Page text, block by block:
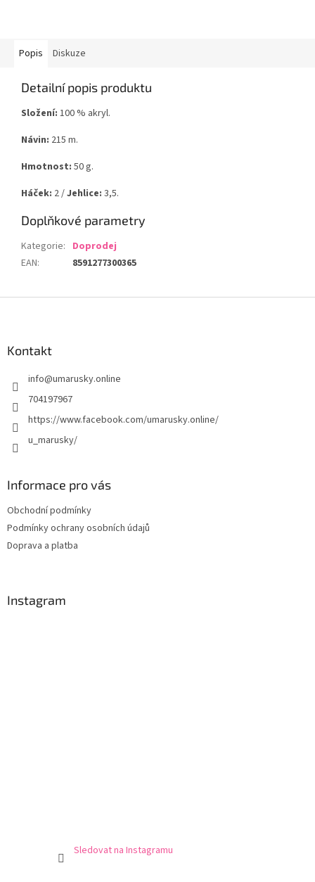
Popis Diskuze
Detailní popis produktu
Složení: 100 % akryl.
Návin: 215 m.
Hmotnost: 50 g.
Háček: 2 /Jehlice: 3,5.
Doplňkové parametry
Kategorie: Doprodej
EAN: 8591277300365
Kontakt
info@umarusky.online
704197967
https://www.facebook.com/umarusky.online/
u_marusky/
Informace pro vás
Obchodní podmínky
Podmínky ochrany osobních údajů
Doprava a platba
Instagram
Sledovat na Instagramu